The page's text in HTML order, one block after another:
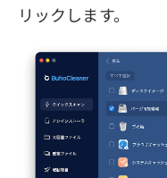
リックします。